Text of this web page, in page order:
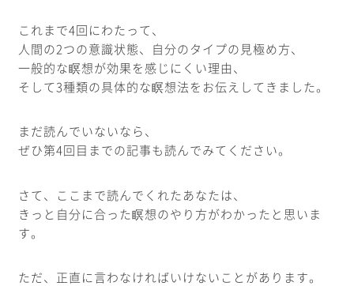
これまで4回にわたって、
人間の2つの意識状態、自分のタイプの見極め方、
一般的な瞑想が効果を感じにくい理由、
そして3種類の具体的な瞑想法をお伝えしてきました。
まだ読んでいないなら、
ぜひ第4回目までの記事も読んでみてください。
さて、ここまで読んでくれたあなたは、
きっと自分に合った瞑想のやり方がわかったと思いま
す。
ただ、正直に言わなければいけないことがあります。